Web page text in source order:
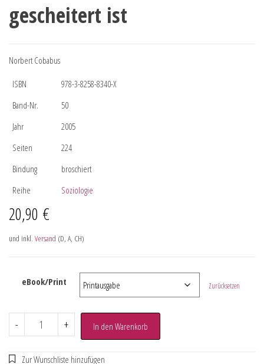
gescheitert ist
Norbert Cobabus
ISBN
978-3-8258-8340-X
Band-Nr.
50
Jahr
2005
Seiten
224
Bindung
broschiert
Reihe
Soziologie
20,90 €
und inkl. Versand (D, A, CH)
eBook/Print Zurücksetzen
- + In den Warenkorb